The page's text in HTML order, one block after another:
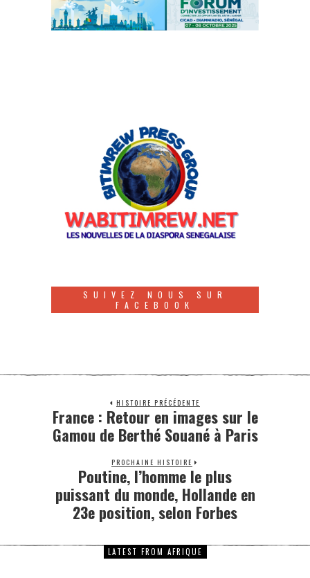
SUIVEZ NOUS SUR
FACEBOOK
HISTOIRE PRÉCÉDENTE
France : Retour en images sur le
Gamou de Berthé Souané à Paris
PROCHAINE HISTOIRE
Poutine, l’homme le plus
puissant du monde, Hollande en
23e position, selon Forbes
LATEST FROM AFRIQUE